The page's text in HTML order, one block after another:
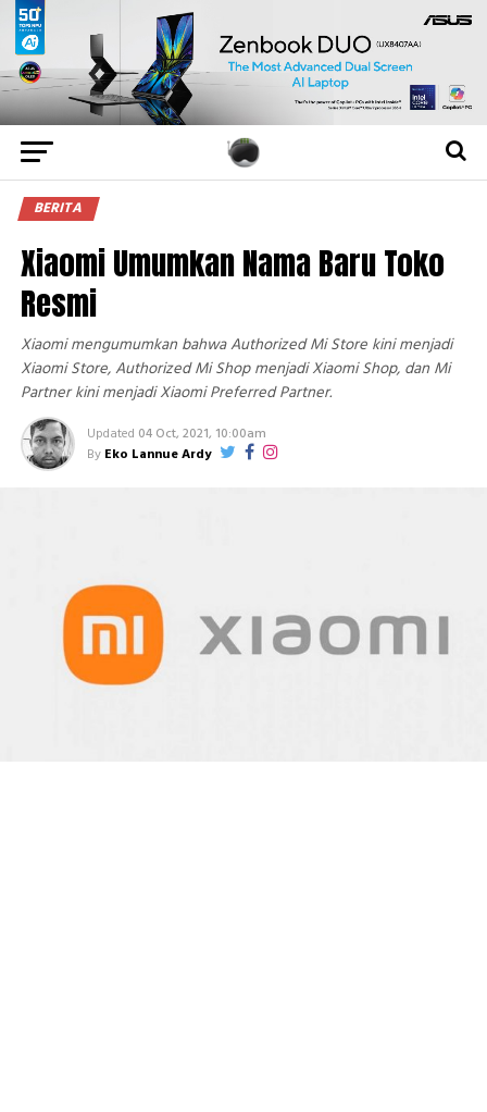
BERITA
Xiaomi Umumkan Nama Baru Toko
Resmi
Xiaomi mengumumkan bahwa Authorized Mi Store kini menjadi
Xiaomi Store, Authorized Mi Shop menjadi Xiaomi Shop, dan Mi
Partner kini menjadi Xiaomi Preferred Partner.
Updated 04 Oct, 2021, 10:00am
By Eko Lannue Ardy